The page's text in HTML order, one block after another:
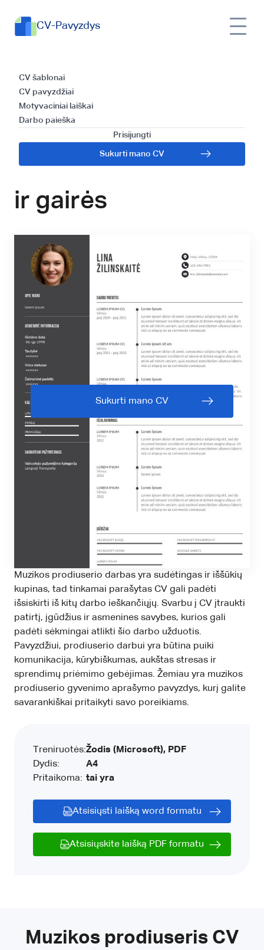
CV-Pavyzdys
CV šablonai
CV pavyzdžiai
Motyvaciniai laiškai
Darbo paieška
Prisijungti
Sukurti mano CV
Muzikos prodiuserio
CV šablono
sudarymas:
praktiniai patarimai
ir gairės
Sukurti mano CV
Muzikos prodiuserio darbas yra sudėtingas ir iššūkių
kupinas, tad tinkamai parašytas CV gali padėti
išsiskirti iš kitų darbo ieškančiųjų. Svarbu į CV įtraukti
patirtį, įgūdžius ir asmenines savybes, kurios gali
padėti sėkmingai atlikti šio darbo užduotis.
Pavyzdžiui, prodiuserio darbui yra būtina puiki
komunikacija, kūrybiškumas, aukštas stresas ir
sprendimų priėmimo gebėjimas. Žemiau yra muzikos
prodiuserio gyvenimo aprašymo pavyzdys, kurį galite
savarankiškai pritaikyti savo poreikiams.
Treniruotės:
Dydis:
Pritaikoma:
Žodis (Microsoft), PDF
A4
tai yra
Atsisiųsti laišką word formatu
Atsisiųskite laišką PDF formatu
Muzikos prodiuseris CV